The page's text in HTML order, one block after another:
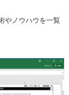
やノウハウを一覧